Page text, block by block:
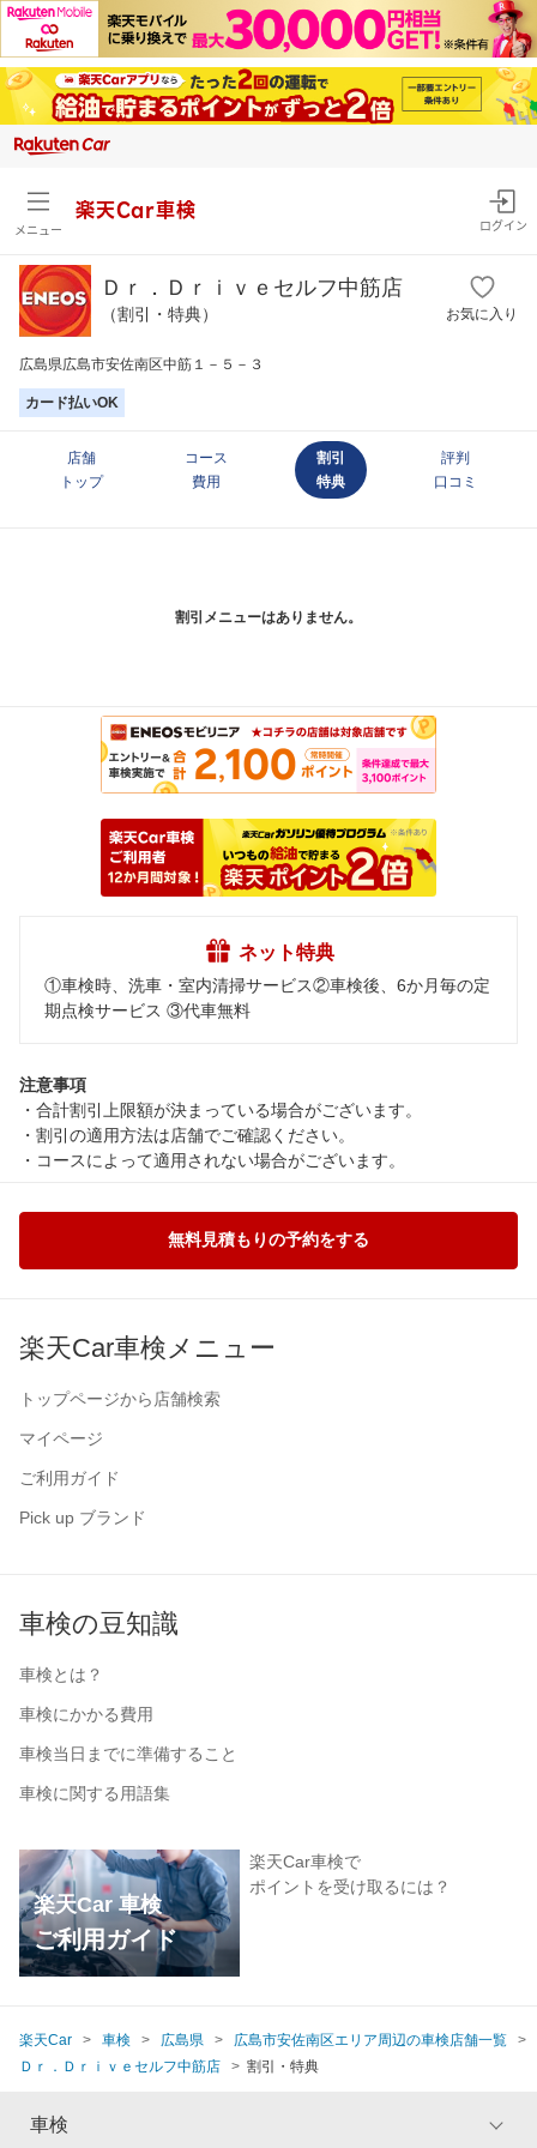
メニュー
楽天Car車検
ログイン
Ｄｒ．Ｄｒｉｖｅセルフ中筋店
（割引・特典） お気に入り
広島県広島市安佐南区中筋１－５－３
カード払いOK
店舗
トップ
コース
費用
割引
特典
評判
口コミ
割引メニューはありません。
ネット特典
①車検時、洗車・室内清掃サービス②車検後、6か月毎の定
期点検サービス ③代車無料
注意事項
・合計割引上限額が決まっている場合がございます。
・割引の適用方法は店舗でご確認ください。
・コースによって適用されない場合がございます。
無料見積もりの予約をする
楽天Car車検メニュー
トップページから店舗検索
マイページ
ご利用ガイド
Pick up ブランド
車検の豆知識
車検とは？
車検にかかる費用
車検当日までに準備すること
車検に関する用語集
楽天Car 車検
ご利用ガイド
楽天Car車検で
ポイントを受け取るには？
楽天Car 車検 広島県
広島市安佐南区エリア周辺の車検店舗一覧
Ｄｒ．Ｄｒｉｖｅセルフ中筋店
割引・特典
車検